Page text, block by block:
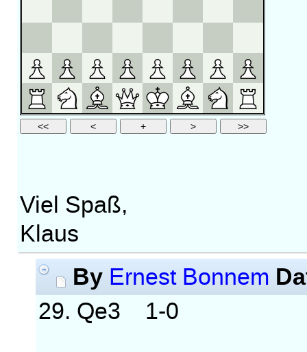
Viel Spaß,
Klaus
By Ernest Bonnem
29. Qe3 1-0